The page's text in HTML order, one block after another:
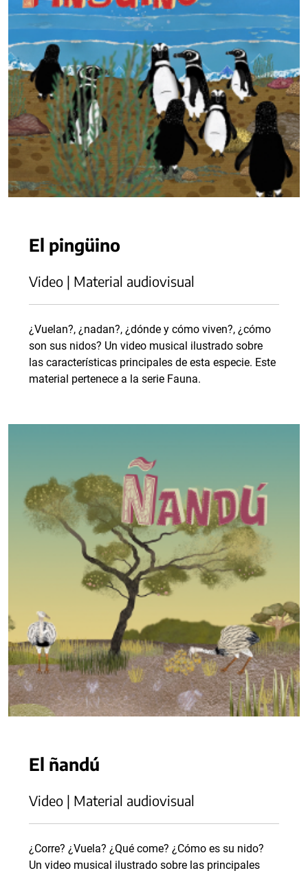
El pingüino
Video | Material audiovisual
¿Vuelan?, ¿nadan?, ¿dónde y cómo viven?, ¿cómo
son sus nidos? Un video musical ilustrado sobre
las características principales de esta especie. Este
material pertenece a la serie Fauna.
El ñandú
Video | Material audiovisual
¿Corre? ¿Vuela? ¿Qué come? ¿Cómo es su nido?
Un video musical ilustrado sobre las principales